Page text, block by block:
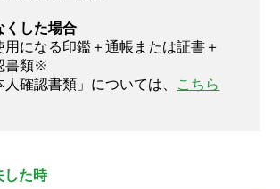
くした場合
用になる印鑑＋通帳または証書＋
書類※
確認書類」については、 こちら
した時